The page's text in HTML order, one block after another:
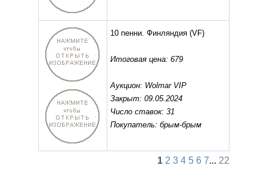
10 пенни. Финляндия(VF)
Итоговая цена: 679
Аукцион: Wolmar VIP
Закрыт: 09.05.2024
Число ставок: 31
Покупатель: брым-брым
1 2 3 4 5 6 7... 22